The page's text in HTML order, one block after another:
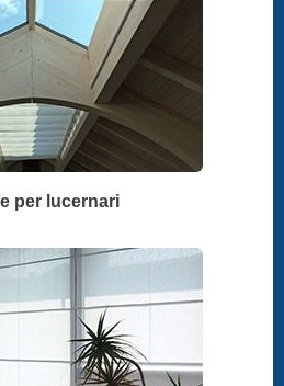
per lucernari